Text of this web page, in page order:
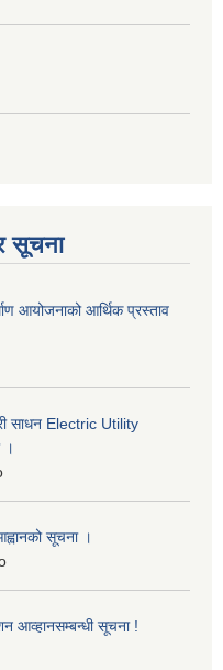
सूचना
आयोजनाको आर्थिक प्रस्ताव
साधन Electric Utility
।
सूचना ।
आव्हानसम्बन्धी सूचना !